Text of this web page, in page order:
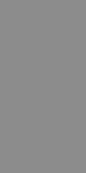
藏人偶 讓